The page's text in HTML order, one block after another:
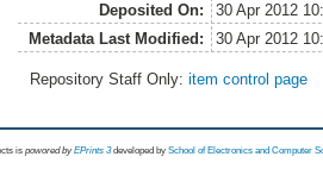
Deposited On:
30 Apr 2012
Metadata Last Modified:
30 Apr 2012
Repository Staff Only:item control page
is powored byEPrints 3 developed by School of Electronics and Computer